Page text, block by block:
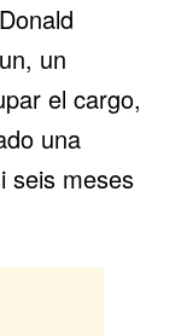
Donald
un
el cargo,
una
seis meses